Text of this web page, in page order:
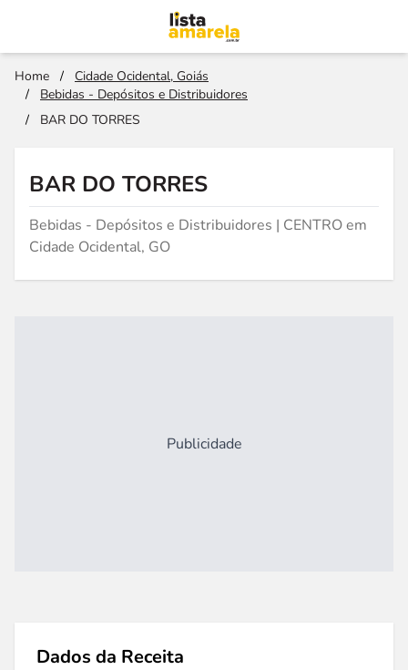
Home /
Cidade Ocidental, Goiás
/
Bebidas - Depósitos e Distribuidores
/
BAR DO TORRES
BAR DO TORRES
Bebidas - Depósitos e Distribuidores | CENTRO em
Cidade Ocidental, GO
Publicidade
Dados da Receita